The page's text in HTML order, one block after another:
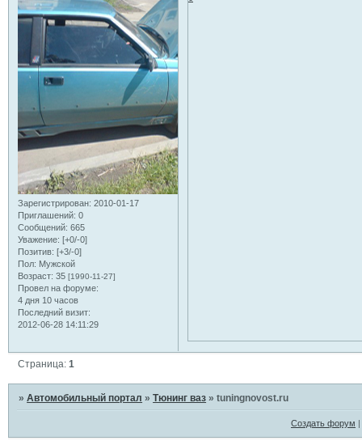
Зарегистрирован: 2010-01-17
Приглашений: 0
Сообщений: 665
Уважение: [+0/-0]
Позитив: [+3/-0]
Пол: Мужской
Возраст: 35 [1990-11-27]
Провел на форуме:
4 дня 10 часов
Последний визит:
2012-06-28 14:11:29
Страница:1
»Автомобильный портал »Тюнинг ваз »tuningnovost.ru
Создать форум |